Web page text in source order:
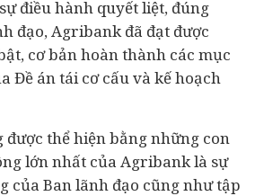
điều hành quyết liệt, đúng
đạo, Agribank đã đạt được
cơ bản hoàn thành các mục
Đề án tái cơ cấu và kế hoạch
được thể hiện bằng những con
lớn nhất của Agribank là sự
của Ban lãnh đạo cũng như tập